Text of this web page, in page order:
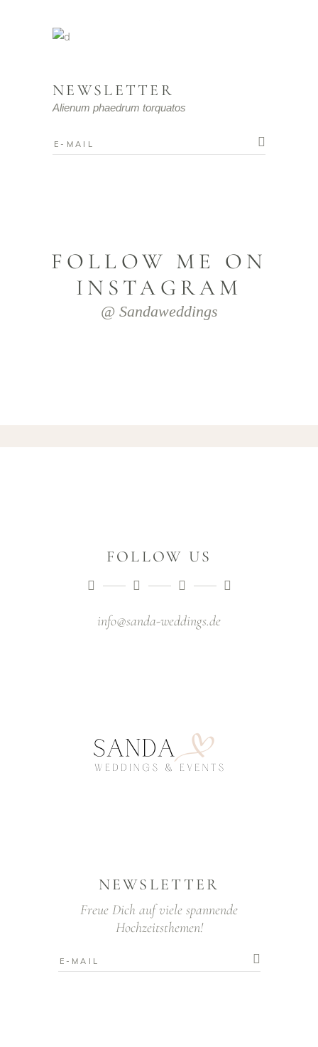
NEWSLETTER
Alienum phaedrum torquatos
FOLLOW ME ON
INSTAGRAM
@ Sandaweddings
FOLLOW US
info@sanda-weddings.de
NEWSLETTER
Freue Dich auf viele spannende
Hochzeitsthemen!